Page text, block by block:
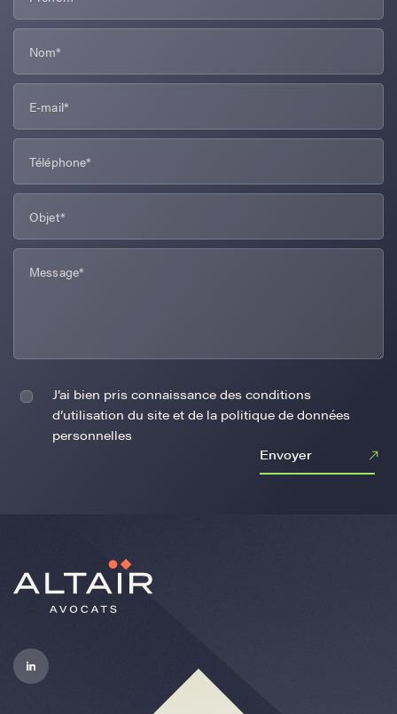
J’ai bien pris connaissance des conditions
d’utilisation du site et de la politique de données
personnelles
Envoyer